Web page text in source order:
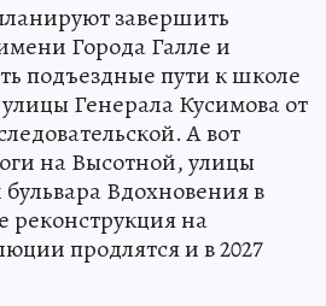
завершить
Города Галле и
подъездные пути к школе
Генерала Кусимова от
А вот
на Высотной, улицы
Вдохновения в
реконструкция на
продлятся и в 2027